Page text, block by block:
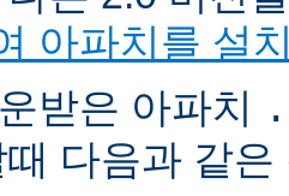
아파치를 설
받은 아파치
다음과 같